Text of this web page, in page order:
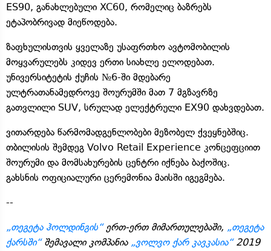
ES90, განახლებული XC60, რომელიც ბაზრებს
ეტაპობრივად მიეწოდება.
ზაფხულისთვის ყველაზე უსაფრთხო ავტომობილის
მოყვარულებს კიდევ ერთი სიახლე ელოდებათ.
უნივერსიტეტის ქუჩის №6-ში მდებარე
ულტრათანამედროვე შოურუმში მათ 7 მგზავრზე
გათვლილი SUV, სრულად ელექტრული EX90 დახვდებათ.
ვითარდება წარმომადგენლობები მეზობელ ქვეყნებშიც.
თბილისის შემდეგ Volvo Retail Experience კონცეფციით
შოურუმი და მომსახურების ცენტრი იქნება ბაქოშიც.
გახსნის ოფიციალური ცერემონია მაისში იგეგმება.
--
„თეგეტა ჰოლდინგის“ერთ-ერთ მიმართულებაში, „თეგეტა
ქარსში“ შემავალი კომპანია „ვოლვო ქარ კავკასია“ 2019